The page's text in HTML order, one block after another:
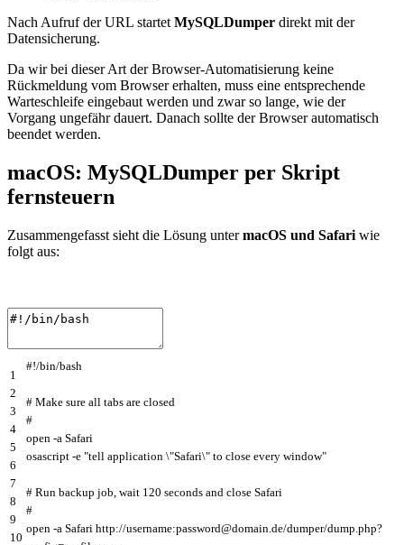
Nach Aufruf der URL startet MySQLDumper direkt mit der
Datensicherung.
Da wir bei dieser Art der Browser-Automatisierung keine
Rückmeldung vom Browser erhalten, muss eine entsprechende
Warteschleife eingebaut werden und zwar so lange, wie der
Vorgang ungefähr dauert. Danach sollte der Browser automatisch
beendet werden.
macOS: MySQLDumper per Skript
fernsteuern
Zusammengefasst sieht die Lösung untermacOS und Safari wie
folgt aus:
1
2
3
4
5
6
7
8
9
10
#!/bin/bash
# Make sure all tabs are closed
#
open -a Safari
osascript -e "tell application \"Safari\" to close every window"
# Run backup job, wait 120 seconds and close Safari
#
open -a Safari http://username:password@domain.de/dumper/dump.php?